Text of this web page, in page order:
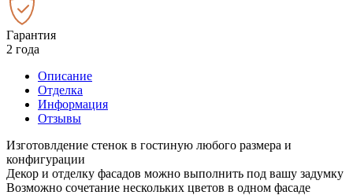
Гарантия
2 года
Описание
Отделка
Информация
Отзывы
Изготовлдение стенок в гостиную любого размера и
конфигурации
Декор и отделку фасадов можно выполнить под вашу задумку
Возможно сочетание нескольких цветов в одном фасаде